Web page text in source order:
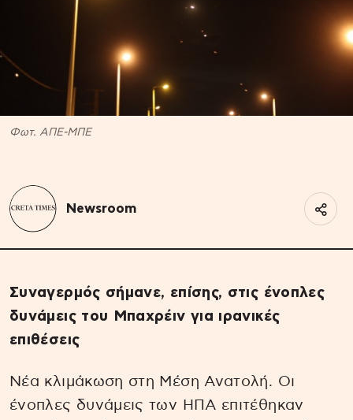
Φωτ. ΑΠΕ-ΜΠΕ
Newsroom
Συναγερμός σήμανε, επίσης, στις ένοπλες
δυνάμεις του Μπαχρέιν για ιρανικές
επιθέσεις
Νέα κλιμάκωση στη Μέση Ανατολή. Οι
ένοπλες δυνάμεις των ΗΠΑ επιτέθηκαν